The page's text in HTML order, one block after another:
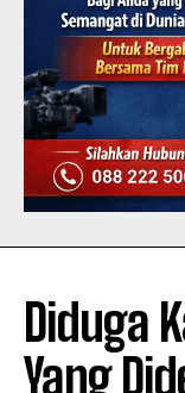
Diduga
Yang